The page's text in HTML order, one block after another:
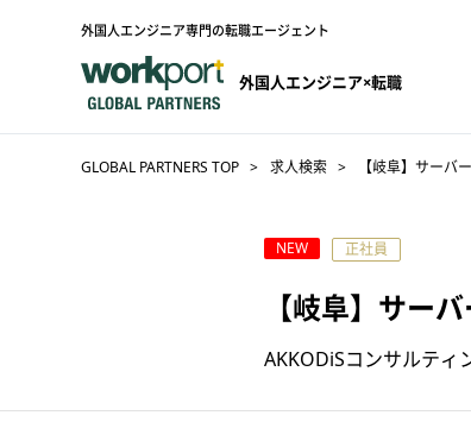
外国人エンジニア専門の転職エージェント
外国人エンジニア×転職
GLOBAL PARTNERS TOP 求人検索 【岐阜】サーバ
NEW 正社員
【岐阜】サー
AKKODiSコンサルティ